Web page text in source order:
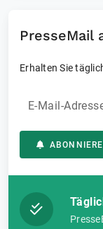
PresseMail
Erhalten Sie
E-Mail-